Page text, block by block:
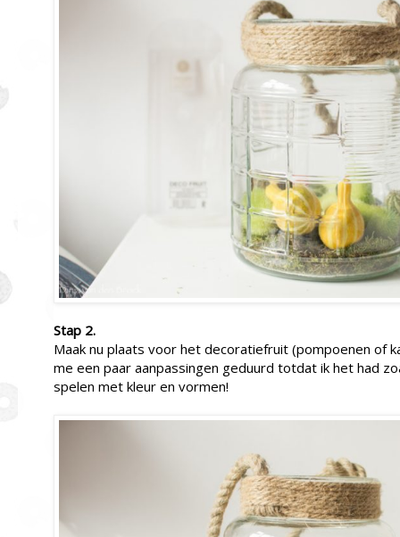
Stap 2.
Maak nu plaats voor het decoratiefruit (pompoenen of
me een paar aanpassingen geduurd totdat ik het had
spelen met kleur en vormen!